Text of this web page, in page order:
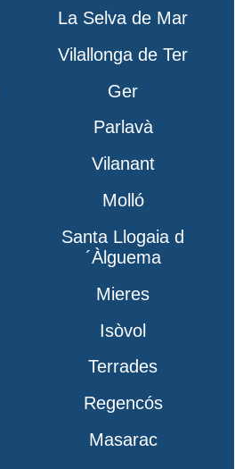
La Selva de Mar
Vilallonga de Ter
Ger
Parlavà
Vilanant
Molló
Santa Llogaia d
´Àlguema
Mieres
Isòvol
Terrades
Regencós
Masarac